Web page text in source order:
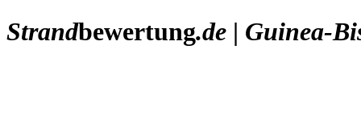
Strandbewertung.de | Guinea-